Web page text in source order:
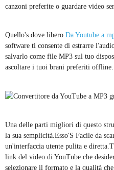
canzoni preferite o guardare video
Quello's dove libero Da Youtube a
software ti consente di estrarre
salvarlo come file MP3 sul tuo
ascoltare i tuoi brani preferiti offline.
Una delle parti migliori di questo
la sua semplicità.Esso'S Facile da
un'interfaccia utente pulita e
link del video di YouTube che
selezionare il formato e la qualità